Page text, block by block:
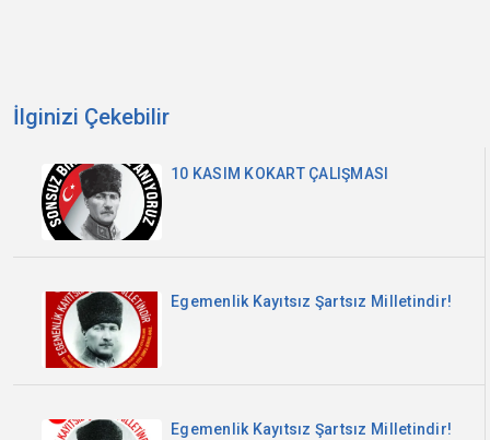
İlginizi Çekebilir
10 KASIM KOKART ÇALIŞMASI
Egemenlik Kayıtsız Şartsız Milletindir!
Egemenlik Kayıtsız Şartsız Milletindir!